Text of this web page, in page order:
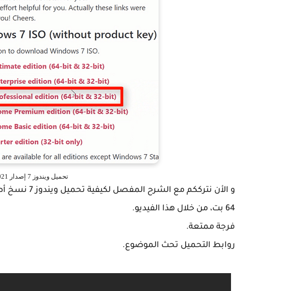
تحميل ويندوز 7 إصدار 2021
64 بت، من خلال هذا الفيديو.
فرجة ممتعة.
روابط التحميل تحث الموضوع.